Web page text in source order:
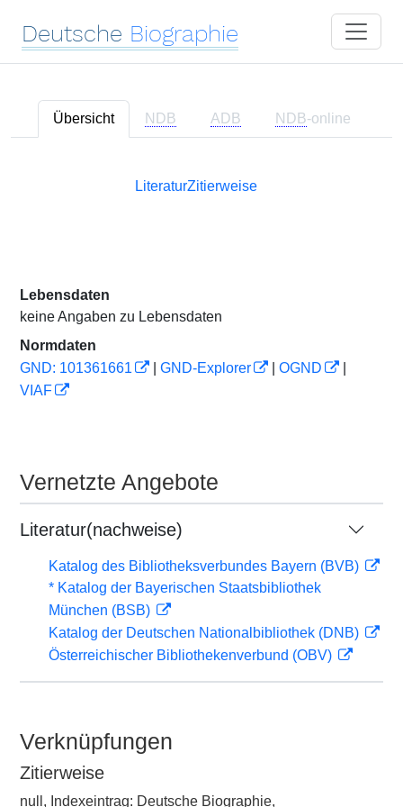
Deutsche Biographie
Übersicht NDB ADB NDB-online
LiteraturZitierweise
Lebensdaten
keine Angaben zu Lebensdaten
Normdaten
GND: 101361661
GND-Explorer OGND
VIAF
Vernetzte Angebote
Literatur(nachweise)
Katalog des Bibliotheksverbundes Bayern (BVB)
* Katalog der Bayerischen Staatsbibliothek
München (BSB)
Katalog der Deutschen Nationalbibliothek (DNB)
Österreichischer Bibliothekenverbund (OBV)
Verknüpfungen
Zitierweise
null, Indexeintrag: Deutsche Biographie,